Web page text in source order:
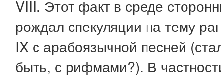
VIII. Этот факт в среде
рождал спекуляции на тему
IX с арабоязычной песней
быть, с рифмами?). В